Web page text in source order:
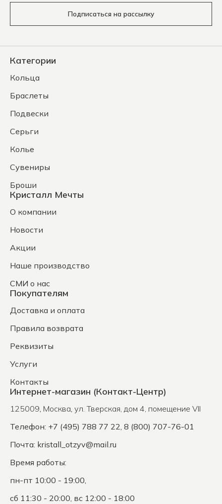
Подписаться на рассылку
Категории
Кольца
Браслеты
Подвески
Серьги
Колье
Сувениры
Броши
Кристалл Мечты
О компании
Новости
Акции
Наше производство
СМИ о нас
Покупателям
Доставка и оплата
Правила возврата
Реквизиты
Услуги
Контакты
Интернет-магазин (Контакт-Центр)
125009, Москва, ул. Тверская, дом 4, помещение VII
Телефон: +7 (495) 788 77 22, 8 (800) 707-76-01
Почта: kristall_otzyv@mail.ru
Время работы:
пн-пт 10:00 - 19:00,
сб 11:30 - 20:00, вс 12:00 - 18:00